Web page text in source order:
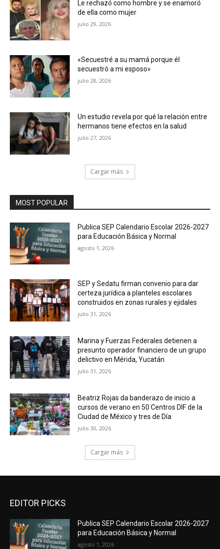
Le rechazó como hombre y se enamoró
de ella como mujer
julio 29, 2026
«Secuestré a su mamá porque él
secuestró a mi esposo»
julio 28, 2026
Un estudio revela por qué la relación entre
hermanos tiene efectos en la salud
julio 27, 2026
Cargar más
MOST POPULAR
Publica SEP Calendario Escolar 2026-2027
para Educación Básica y Normal
agosto 1, 2026
SEP y Sedatu firman convenio para dar
certeza jurídica a planteles escolares
construidos en zonas rurales y ejidales
julio 31, 2026
Marina y Fuerzas Federales detienen a
presunto operador financiero de un grupo
delictivo en Mérida, Yucatán
julio 31, 2026
Beatriz Rojas da banderazo de inicio a
cursos de verano en 50 Centros DIF de la
Ciudad de México y tres de Día
julio 30, 2026
Cargar más
EDITOR PICKS
Publica SEP Calendario Escolar 2026-2027
para Educación Básica y Normal
agosto 1, 2026